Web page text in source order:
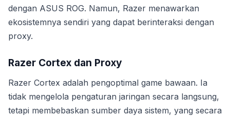
dengan ASUS ROG. Namun, Razer menawarkan
ekosistemnya sendiri yang dapat berinteraksi dengan
proxy.
Razer Cortex dan Proxy
Razer Cortex adalah pengoptimal game bawaan. Ia
tidak mengelola pengaturan jaringan secara langsung,
tetapi membebaskan sumber daya sistem, yang secara